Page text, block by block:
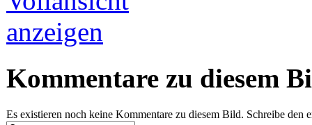
Kommentare zu diesem
Es existieren noch keine Kommentare zu diesem Bild. Schreibe den